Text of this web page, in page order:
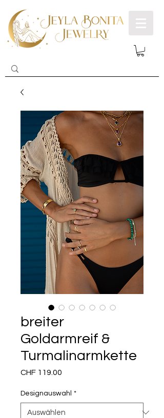
breiter
Goldarmreif &
Turmalinarmkette
CHF 119.00
Designauswahl *